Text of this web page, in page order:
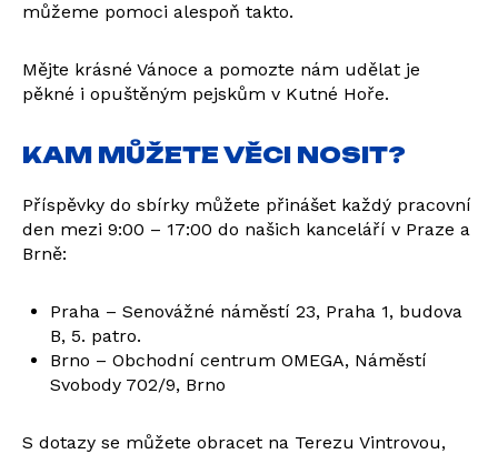
můžeme pomoci alespoň takto.
Mějte krásné Vánoce a pomozte nám udělat je
pěkné i opuštěným pejskům v Kutné Hoře.
KAM MŮŽETE VĚCI NOSIT?
Příspěvky do sbírky můžete přinášet každý pracovní
den mezi 9:00 – 17:00 do našich kanceláří v Praze a
Brně:
Praha – Senovážné náměstí 23, Praha 1, budova
B, 5. patro.
Brno – Obchodní centrum OMEGA, Náměstí
Svobody 702/9, Brno
S dotazy se můžete obracet na Terezu Vintrovou,